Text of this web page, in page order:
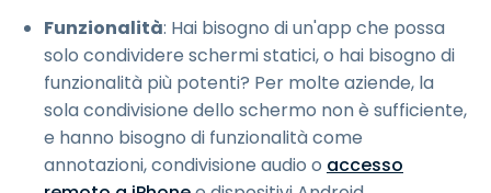
Funzionalità: Hai bisogno di un'app che possa
solo condividere schermi statici, o hai bisogno di
funzionalità più potenti? Per molte aziende, la
sola condivisione dello schermo non è sufficiente,
e hanno bisogno di funzionalità come
annotazioni, condivisione audio o accesso